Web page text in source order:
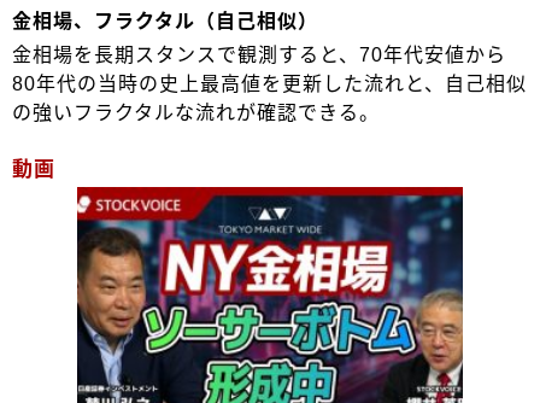
金相場、フラクタル（自己相似）
金相場を長期スタンスで観測すると、70年代安値から
80年代の当時の史上最高値を更新した流れと、自己相似
の強いフラクタルな流れが確認できる。
動画